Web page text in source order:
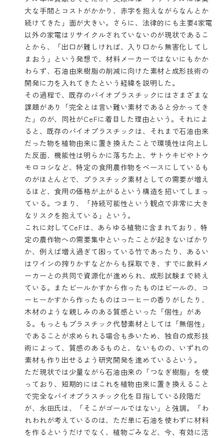
大な手間とコストがかかり、赤字を抱えながらなんとか
続けてきた」面が大きい。さらに、法律的にも主要4家電
以外の家電はリサイクルされていないのが現状であるこ
とから、「出口が難しければ、入り口から無害化してし
まおう」という発想で、材料メーカーではないにもかか
わらず、石油由来樹脂の削減に向けた素材と成形技術の
開発に力を入れてきたという経緯を説明した。
その過程で、既存のバイオプラスチックにはさまざまな
課題があり「完全とは言い難い素材であると分かってき
た」のが、同社がCeFに着目した理由という。それによ
ると、既存のバイオプラスチックは、それまで石油由来
だった物を植物由来に置き換えたことで環境性は向上し
た反面、機能性は明らかに落ちた上、サトウキビやトウ
モロコシなど、特定の食用農作物をベースにしているも
のがほとんどで、プラスチック素材としての需要が増え
るほど、食用の価格が上がるという構造を招いてしまっ
ている。つまり、「持続可能性という観点で非常に大き
なリスクを抱えている」という。
これに対してCeFは、あらゆる植物に含まれており、特
定の農作物への需要集中といったことが起きないばかり
か、例えば増え過ぎて困っている竹であったり、あるい
はワインの搾りかすなどからも採取でき、すでに飲料メ
ーカーとの共同で資源化が進められ、成形試験まで終え
ている。またビールかすから作ったものはビールの、コ
ーヒーかすから作ったものはコーヒーの香りがしたり、
木材のような親しみのある質感といった「個性」があ
る。もっともプラスチック代替素材としては「無個性」
であることが求められる場合も多いため、独自の成形技
術によって、質感のあるものと、ないものの、いずれの
素材も作り出せるよう研究開発を進めているという。
ただ現状では少量ながら石油由来の「つなぎ樹脂」を使
っており、短期的にはこれを植物由来に置き換えること
で完全なバイオプラスチック化を目指している段階だ
が、永田氏は、「そこがゴールではない」と強調。「わ
れわれが考えているのは、ただ単に石油を使わずに材料
を作るというだけでなく、植物ごみなど、今、有効に活